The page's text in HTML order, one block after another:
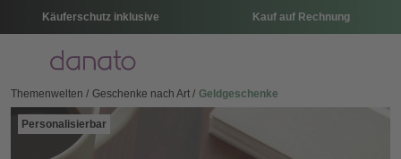
Käuferschutz inklusive Kauf auf Rechnung
Menü
Themenwelten Geschenke nach Art Geldgeschenke
Personalisierbar